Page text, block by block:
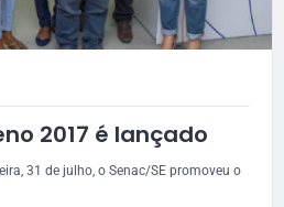
2017 é lançado
31 de julho, o Senac/SE promoveu o